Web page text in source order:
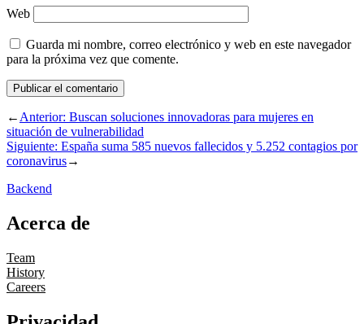
Web
Guarda mi nombre, correo electrónico y web en este navegador
para la próxima vez que comente.
←Anterior: Buscan soluciones innovadoras para mujeres en
situación de vulnerabilidad
Siguiente: España suma 585 nuevos fallecidos y 5.252 contagios por
coronavirus→
Backend
Acerca de
Team
History
Careers